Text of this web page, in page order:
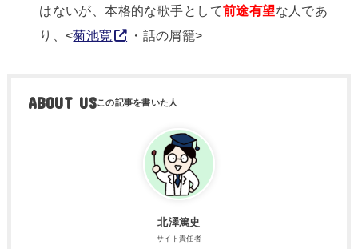
はないが、本格的な歌手として前途有望な人であ
り、<菊池寛 ・話の屑籠>
ABOUT US
北澤篤史
サイト責任者